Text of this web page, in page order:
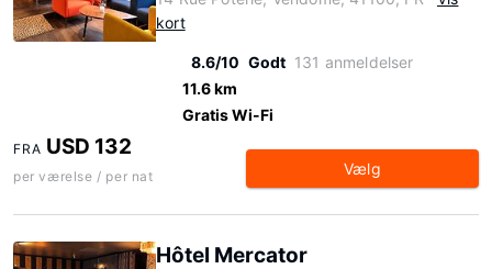
kort
8.6/10 Godt 131 anmeldelser
11.6 km
Gratis Wi-Fi
FRA USD 132
per værelse / per nat Vælg
Hôtel Mercator